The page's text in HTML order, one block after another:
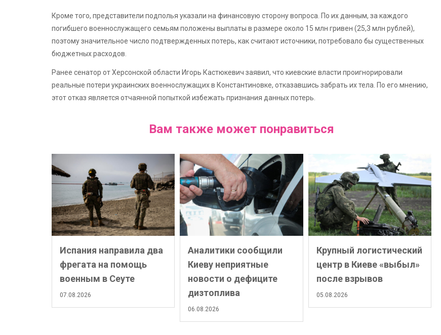
Кроме того, представители подполья указали на финансовую сторону вопроса. По их данным, за каждого
погибшего военнослужащего семьям положены выплаты в размере около 15 млн гривен (25,3 млн рублей),
поэтому значительное число подтвержденных потерь, как считают источники, потребовало бы существенных
бюджетных расходов.
Ранее сенатор от Херсонской области Игорь Кастюкевич заявил, что киевские власти проигнорировали
реальные потери украинских военнослужащих в Константиновке, отказавшись забрать их тела. По его мнению,
этот отказ является отчаянной попыткой избежать признания данных потерь.
Вам также может понравиться
Испания направила два
фрегата на помощь
военным в Сеуте
07.08.2026
Аналитики сообщили
Киеву неприятные
новости о дефиците
дизтоплива
06.08.2026
Крупный логистический
центр в Киеве «выбыл»
после взрывов
05.08.2026